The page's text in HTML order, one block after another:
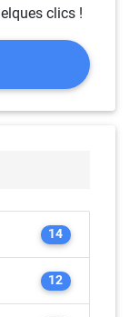
clics !
14
12